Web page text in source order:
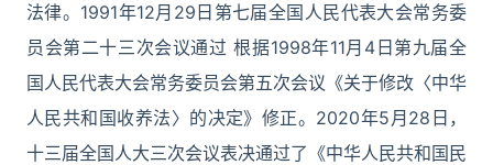
法律。1991年12月29日第七届全国人民代表大会常务委
员会第二十三次会议通过 根据1998年11月4日第九届全
国人民代表大会常务委员会第五次会议《关于修改〈中华
人民共和国收养法〉的决定》修正。2020年5月28日，
十三届全国人大三次会议表决通过了《中华人民共和国民